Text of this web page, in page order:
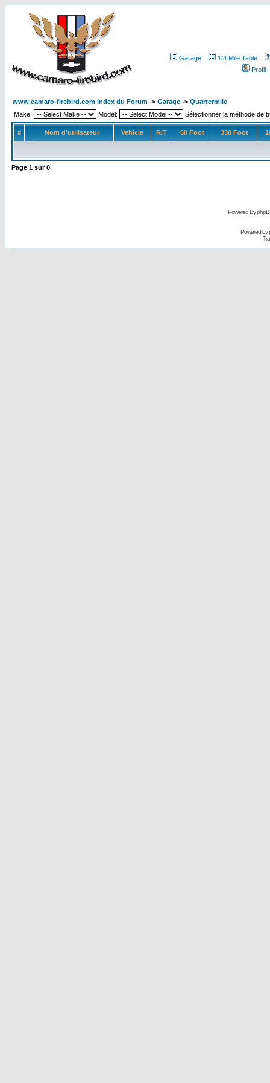
Garage
1/4 Mile Table
Profil
www.camaro-firebird.com Index du Forum -> Garage -> Quartermile
Make:
Model: Sélectionner la méthode de
# Nom d'utilisateur Vehicle R/T 60 Foot 330 Foot
Page 1 sur0
Powered By
Powered by